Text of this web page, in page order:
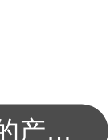
可以介绍下你们的产品么？